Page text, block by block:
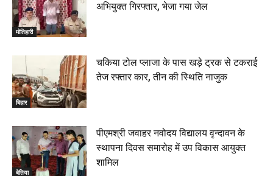
मोतिहारी
अभियुक्त गिरफ्तार, भेजा गया जेल
बिहार
चकिया टोल प्लाजा के पास खड़े ट्रक से टकराई
तेज रफ्तार कार, तीन की स्थिति नाजुक
बेतिया
पीएमश्री जवाहर नवोदय विद्यालय वृन्दावन के
स्थापना दिवस समारोह में उप विकास आयुक्त
शामिल